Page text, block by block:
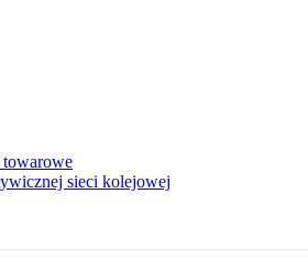
towarowe
sieci kolejowej